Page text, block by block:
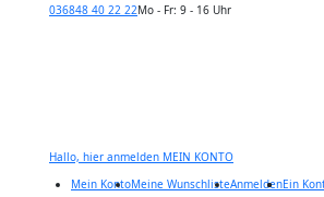
036848 40 22 22Mo - Fr: 9 - 16 Uhr
Hallo, hier anmelden MEIN KONTO
Mein KontoMeine WunschlisteAnmeldenEin